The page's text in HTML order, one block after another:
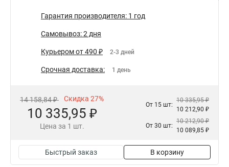
Гарантия производителя: 1 год
Самовывоз: 2 дня
Курьером от 490 ₽ 2-3 дней
Срочная доставка: 1 день
14 158,84 ₽ Скидка 27%
10 335,95 ₽
Цена за 1 шт.
От 15 шт:
10 335,95 ₽
10 212,90 ₽
От 30 шт:
10 212,90 ₽
10 089,85 ₽
Быстрый заказ В корзину